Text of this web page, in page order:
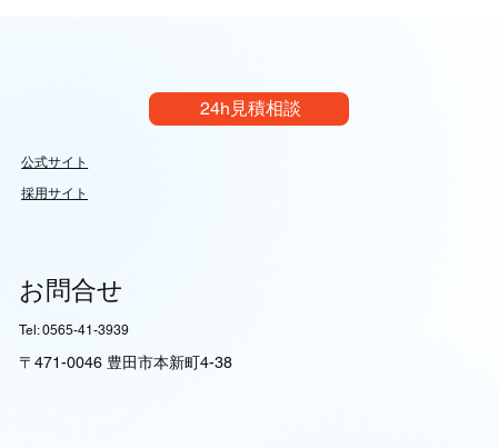
24h見積相談
公式サイト
採用サイト
お問合せ
Tel: 0565-41-3939
〒471-0046 豊田市本新町4-38